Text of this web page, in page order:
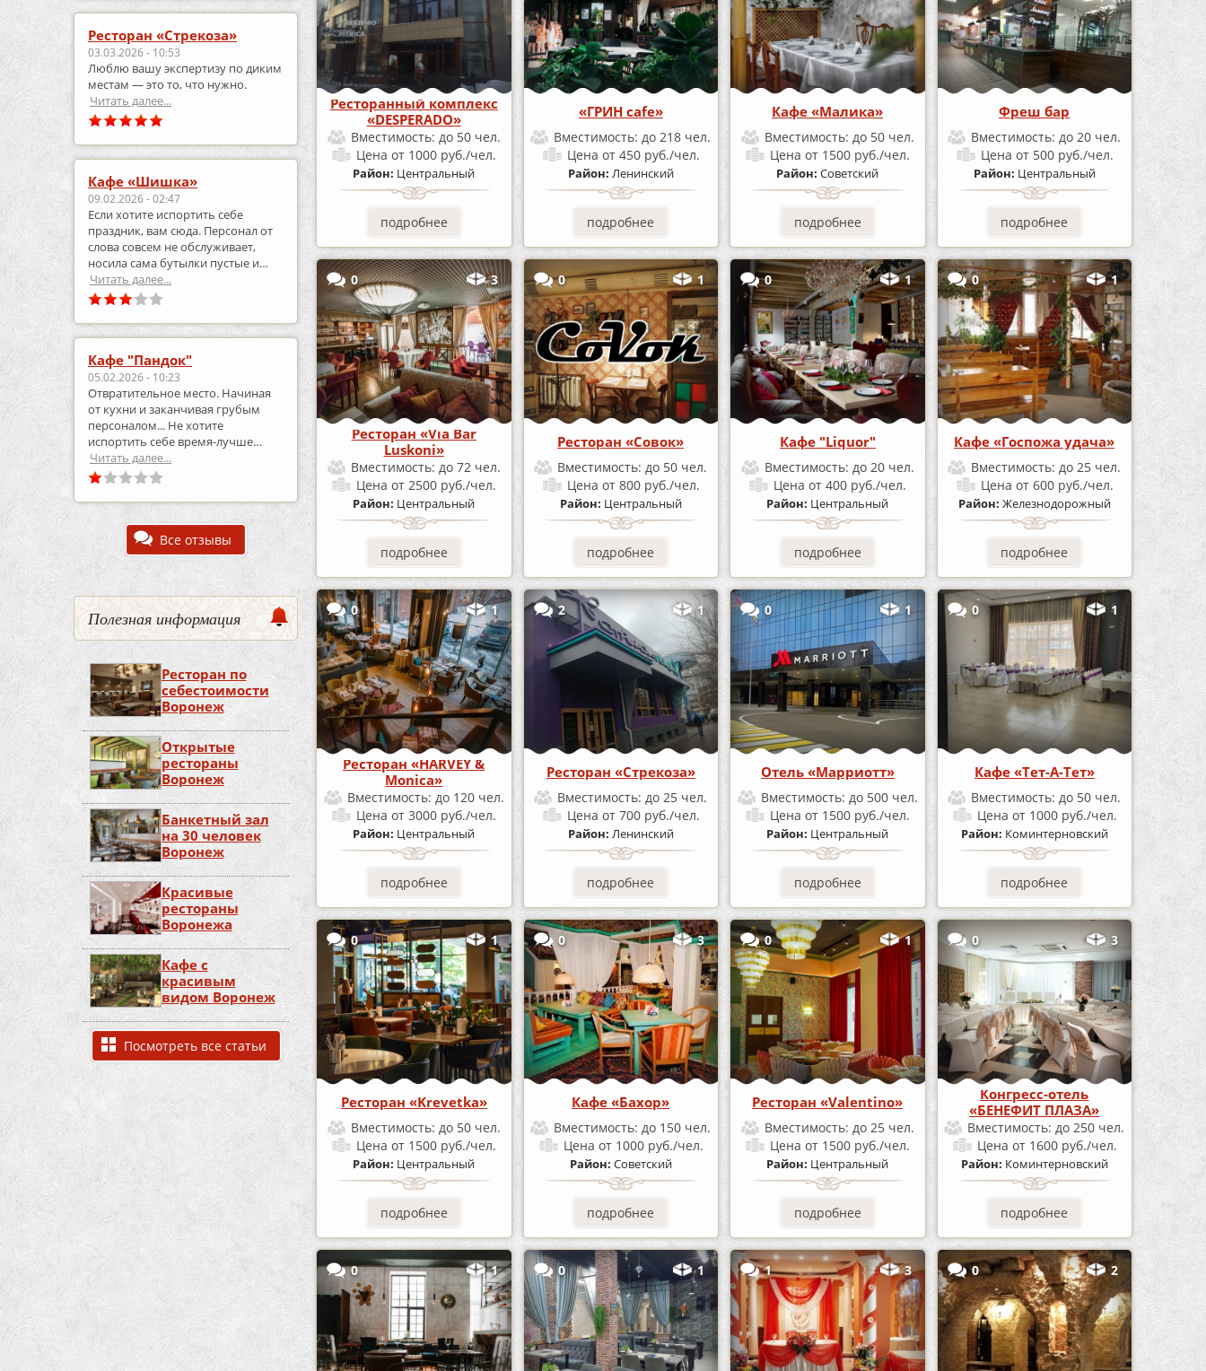
Ресторан «Стрекоза»
03.03.2026 - 10:53
Люблю вашу экспертизу по диким
местам — это то, что нужно.
Читать далее...
Кафе «Шишка»
09.02.2026 - 02:47
Если хотите испортить себе
праздник, вам сюда. Персонал от
слова совсем не обслуживает,
носила сама бутылки пустые и
приносила полные.
Читать далее...
Кафе "Пандок"
05.02.2026 - 10:23
Отвратительное место. Начиная
от кухни и заканчивая грубым
персоналом... Не хотите
испортить себе время-лучше
выберите что-то другое..
Читать далее...
Все отзывы
Полезная информация
Ресторан по
себестоимости
Воронеж
Открытые
рестораны
Воронеж
Банкетный зал
на 30 человек
Воронеж
Красивые
рестораны
Воронежа
Кафе с
красивым
видом Воронеж
Посмотреть все статьи
Ресторанный комплекс
«DESPERADO»
Вместимость: до 50 чел.
Ценаот 1000 руб./чел.
Район: Центральный
подробнее
«ГРИН cafe»
Вместимость:до 218 чел.
Цена от 450 руб./чел.
Район: Ленинский
подробнее
Кафе «Малика»
Вместимость: до 50 чел.
Ценаот 1500 руб./чел.
Район:Советский
подробнее
Фреш бар
Вместимость:до 20 чел.
Цена от 500 руб./чел.
Район: Центральный
подробнее
0 3
Ресторан «Via Bar
Luskoni»
Вместимость: до 72 чел.
Ценаот 2500 руб./чел.
Район: Центральный
подробнее
0 1
Ресторан «Совок»
Вместимость:до 50 чел.
Цена от 800 руб./чел.
Район: Центральный
подробнее
0 1
Кафе "Liquor"
Вместимость: до 20 чел.
Ценаот 400 руб./чел.
Район: Центральный
подробнее
0 1
Кафе «Госпожа удача»
Вместимость:до 25 чел.
Цена от 600 руб./чел.
Район: Железнодорожный
подробнее
0 1
Ресторан «HARVEY &
Monica»
Вместимость: до 120 чел.
Ценаот 3000 руб./чел.
Район: Центральный
подробнее
2 1
Ресторан «Стрекоза»
Вместимость:до 25 чел.
Цена от 700 руб./чел.
Район: Ленинский
подробнее
0 1
Отель «Марриотт»
Вместимость: до 500 чел.
Ценаот 1500 руб./чел.
Район: Центральный
подробнее
0 1
Кафе «Тет-А-Тет»
Вместимость:до 50 чел.
Цена от 1000 руб./чел.
Район: Коминтерновский
подробнее
0 1
Ресторан «Krevetka»
Вместимость: до 50 чел.
Ценаот 1500 руб./чел.
Район: Центральный
подробнее
0 3
Кафе «Бахор»
Вместимость:до 150 чел.
Цена от 1000 руб./чел.
Район: Советский
подробнее
0 1
Ресторан «Valentino»
Вместимость: до 25 чел.
Ценаот 1500 руб./чел.
Район: Центральный
подробнее
0 3
Конгресс-отель
«БЕНЕФИТ ПЛАЗА»
Вместимость:до 250 чел.
Цена от 1600 руб./чел.
Район: Коминтерновский
подробнее
0 1 0 1 1 3 0 2